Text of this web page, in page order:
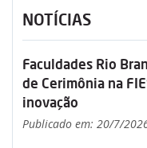
NOTÍCIAS
Faculdades Rio
de Cerimônia na
inovação
Publicado em: 20/7/